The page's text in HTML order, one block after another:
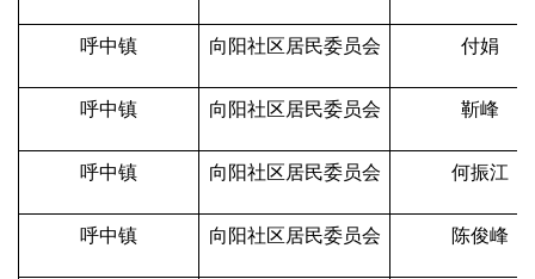
呼中镇 向阳社区居民委员会 付娟
呼中镇 向阳社区居民委员会 靳峰
呼中镇 向阳社区居民委员会 何振江
呼中镇 向阳社区居民委员会 陈俊峰